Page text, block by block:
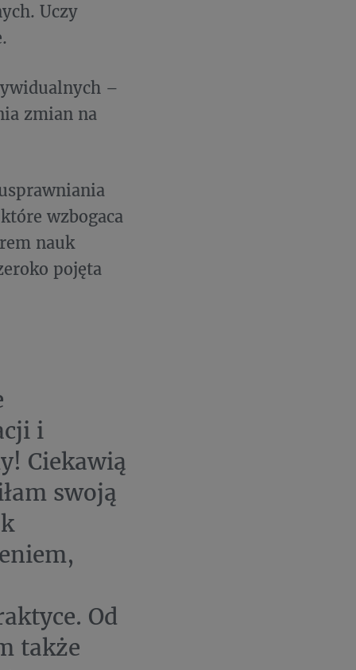
Uczy
–
zmian na
wzbogaca
nauk
pojęta
i
Ciekawią
swoją
Od
także